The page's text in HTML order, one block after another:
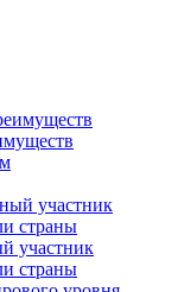
участник
страны